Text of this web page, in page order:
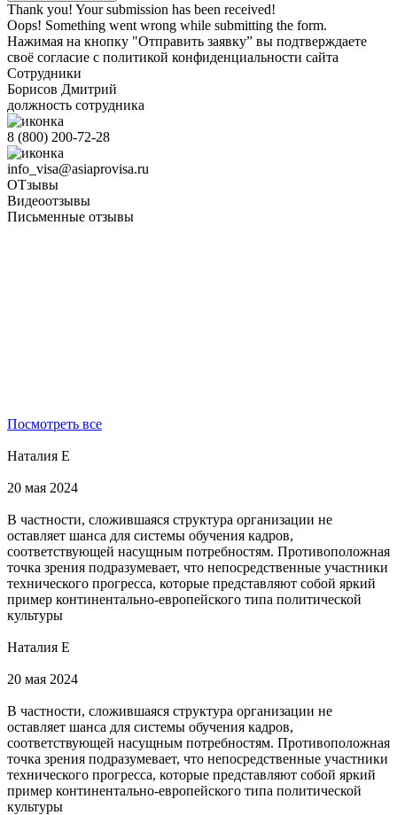
Thank you! Your submission has been received!
Oops! Something went wrong while submitting the form.
Нажимая на кнопку "Отправить заявку” вы подтверждаете
своё согласие с политикой конфиденциальности сайта
Сотрудники
Борисов Дмитрий
должность сотрудника
8 (800) 200-72-28
info_visa@asiaprovisa.ru
ОТзывы
Видеоотзывы
Письменные отзывы
Посмотреть все
Наталия Е
20 мая 2024
В частности, сложившаяся структура организации не
оставляет шанса для системы обучения кадров,
соответствующей насущным потребностям. Противоположная
точка зрения подразумевает, что непосредственные участники
технического прогресса, которые представляют собой яркий
пример континентально-европейского типа политической
культуры
Наталия Е
20 мая 2024
В частности, сложившаяся структура организации не
оставляет шанса для системы обучения кадров,
соответствующей насущным потребностям. Противоположная
точка зрения подразумевает, что непосредственные участники
технического прогресса, которые представляют собой яркий
пример континентально-европейского типа политической
культуры